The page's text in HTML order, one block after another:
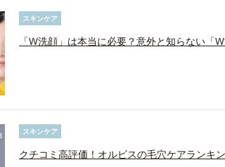
スキンケア
「W洗顔」は本当に必要？意外と知らない「
スキンケア
クチコミ高評価！オルビスの毛穴ケアランキ